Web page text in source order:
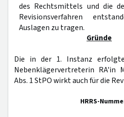
des Rechtsmittels und die
Revisionsverfahren
Auslagen zu tragen.
Gründe
Die in der 1. Instanz
Nebenklägervertreterin RA'in
Abs. 1 StPO wirkt auch für die
HRRS-